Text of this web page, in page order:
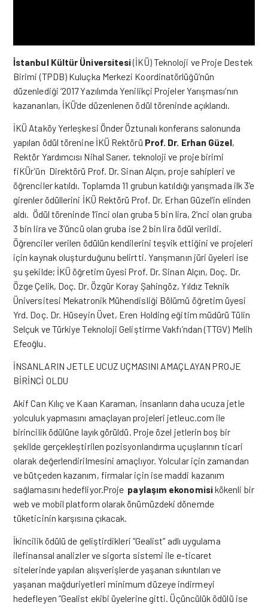
İstanbul Kültür Üniversitesi(İKÜ) Teknoloji ve Proje Destek
Birimi (TPDB) Kuluçka Merkezi Koordinatörlüğü’nün
düzenlediği ‘2017 Yazılımda Yenilikçi Projeler Yarışması’nın
kazananları, İKÜ’de düzenlenen ödül töreninde açıklandı.
İKÜ Ataköy Yerleşkesi Önder Öztunalı konferans salonunda
yapılan ödül törenine İKÜ Rektörü Prof. Dr. Erhan Güzel,
Rektör Yardımcısı Nihal Sarıer, teknoloji ve proje birimi
fiKÜr’ün Direktörü Prof. Dr. Sinan Alçın, proje sahipleri ve
öğrenciler katıldı. Toplamda 11 grubun katıldığı yarışmada ilk 3’e
girenler ödüllerini İKÜ Rektörü Prof. Dr. Erhan Güzel’in elinden
aldı. Ödül töreninde 1’inci olan gruba 5 bin lira, 2’nci olan gruba
3 bin lira ve 3’üncü olan gruba ise 2 bin lira ödül verildi.
Öğrenciler verilen ödülün kendilerini teşvik ettiğini ve projeleri
için kaynak oluşturduğunu belirtti. Yarışmanın jüri üyeleri ise
şu şekilde; İKÜ öğretim üyesi Prof. Dr. Sinan Alçın, Doç. Dr.
Özge Çelik, Doç. Dr. Özgür Koray Şahingöz, Yıldız Teknik
Üniversitesi Mekatronik Mühendisliği Bölümü öğretim üyesi
Yrd. Doç. Dr. Hüseyin Üvet, Eren Holding eğitim müdürü Tülin
Selçuk ve Türkiye Teknoloji Geliştirme Vakfı’ndan (TTGV) Melih
Efeoğlu.
İNSANLARIN JETLE UCUZ UÇMASINI AMAÇLAYAN PROJE
BİRİNCİ OLDU
Akif Can Kılıç ve Kaan Karaman, insanların daha ucuza jetle
yolculuk yapmasını amaçlayan projeleri jetleuc.com ile
birincilik ödülüne layık görüldü. Proje özel jetlerin boş bir
şekilde gerçekleştirilen pozisyonlandırma uçuşlarının ticari
olarak değerlendirilmesini amaçlıyor. Yolcular için zamandan
ve bütçeden kazanım, firmalar için ise maddi kazanım
sağlamasını hedefliyor.Proje paylaşım ekonomisikökenli bir
web ve mobil platform olarak önümüzdeki dönemde
tüketicinin karşısına çıkacak.
İkincilik ödülü de geliştirdikleri “Gealist” adlı uygulama
ilefinansal analizler ve sigorta sistemi ile e-ticaret
sitelerinde yapılan alışverişlerde yaşanan sıkıntıları ve
yaşanan mağduriyetleri minimum düzeye indirmeyi
hedefleyen “Gealist ekibi üyelerine gitti. Üçüncülük ödülü ise